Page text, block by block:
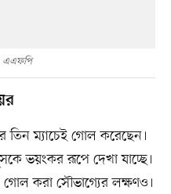
এএফপি
তিন ম্যাচেই গোল করেছেন।
ভয়ংকর রূপে দেখা যাচ্ছে।
গোল করা সৌভাগ্যের লক্ষণও।